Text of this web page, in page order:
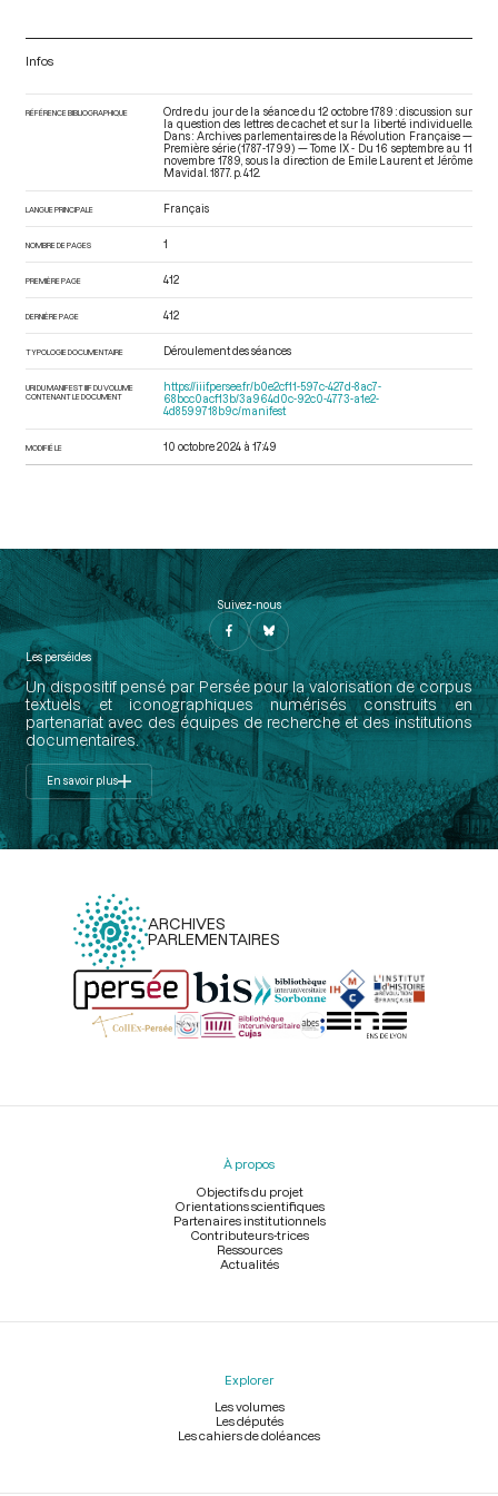
Infos
RÉFÉRENCE BIBLIOGRAPHIQUE
Ordre du jour de la séance du 12 octobre 1789 : discussion sur
la question des lettres de cachet et sur la liberté individuelle.
Dans : Archives parlementaires de la Révolution Française —
Première série (1787-1799) — Tome IX - Du 16 septembre au 11
novembre 1789 , sous la direction de Emile Laurent et Jérôme
Mavidal. 1877. p. 412.
LANGUE PRINCIPALE Français
NOMBRE DE PAGES 1
PREMIÈRE PAGE 412
DERNIÈRE PAGE 412
TYPOLOGIE DOCUMENTAIRE Déroulement des séances
URI DU MANIFEST IIIF DU VOLUME
CONTENANT LE DOCUMENT
https://iiif.persee.fr/b0e2cf11-597c-427d-8ac7-
68bcc0acf13b/3a964d0c-92c0-4773-a1e2-
4d8599718b9c/manifest
MODIFIÉ LE 10 octobre 2024 à 17:49
Suivez-nous
Les perséides
Un dispositif pensé par Persée pour la valorisation de corpus
textuels et iconographiques numérisés construits en
partenariat avec des équipes de recherche et des institutions
documentaires.
En savoir plus
ARCHIVES
PARLEMENTAIRES
Menu
À propos
Objectifs du projet
Orientations scientifiques
Partenaires institutionnels
Contributeurs-trices
Ressources
Actualités
Explorer
Les volumes
Les députés
Les cahiers de doléances